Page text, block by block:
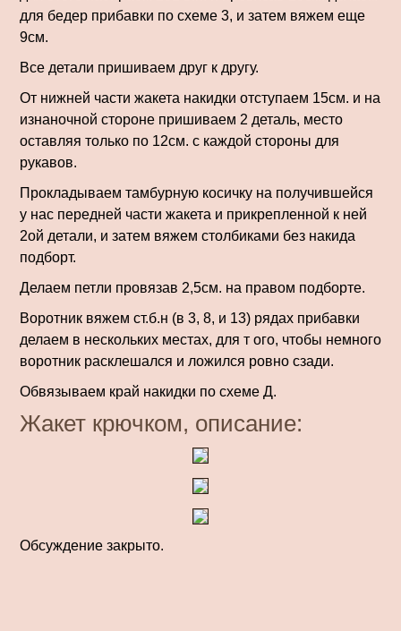
для бедер при­бавки по схеме 3, и затем вяжем еще
9см.
Все детали пришиваем друг к другу.
От нижней части жакета накидки отступаем 15см. и на
изнаночной стороне пришиваем 2 деталь, место
оставляя только по 12см. с каждой стороны для
рукавов.
Прокладываем тамбур­ную косичку на получившейся
у нас передней части жакета и при­крепленной к ней
2ой детали, и затем вяжем столбиками без накида
подборт.
Делаем петли провязав 2,5см. на правом подборте.
Воротник вяжем ст.б.н (в 3, 8, и 13) рядах прибавки
делаем в нескольких местах, для т ого, чтобы немного
воротник расклешался и ложился ровно сзади.
Обвязываем край накидки по схеме Д.
Жакет крючком, описание:
Обсуждение закрыто.